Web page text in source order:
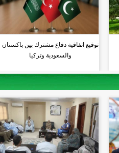
توقيع اتفاقية دفاع مشترك بين باكستان
والسعودية وتركيا